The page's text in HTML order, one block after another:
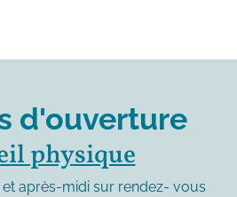
d'ouverture
physique
et après-midi sur rendez- vous